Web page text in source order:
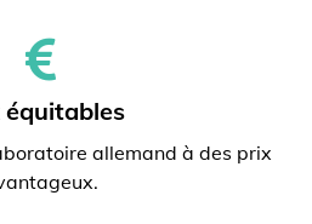
​​équitables
allemand à des prix